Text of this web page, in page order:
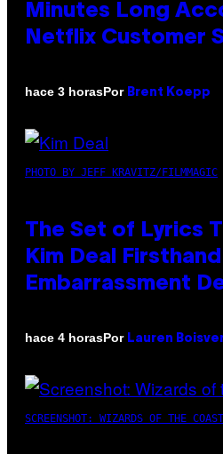
Minutes Long
Netflix Customer
hace 3 horasPor Brent Koepp
PHOTO BY JEFF KRAVITZ/FILMMAGIC
The Set of Lyrics
Kim Deal Firsthand
Embarrassment
hace 4 horasPor Lauren
SCREENSHOT: WIZARDS OF THE COAST